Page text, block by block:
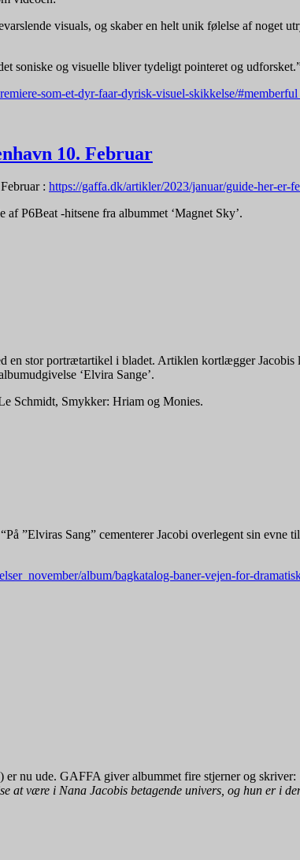
visuals, og skaber en helt unik følelse af noget
soniske og visuelle bliver tydeligt pointeret og
som-et-dyr-faar-dyrisk-visuel-skikkelse/
10. Februar
: https://gaffa.dk/artikler/2023/januar/guide-her-er-
P6Beat -hitsene fra albummet ‘Magnet Sky’.
en stor portrætartikel i bladet. Artiklen kortlægger
‘Elvira Sange’.
Schmidt, Smykker: Hriam og Monies.
”Elviras Sang” cementerer Jacobi overlegent sin
album/bagkatalog-baner-vejen-for-
er nu ude. GAFFA giver albummet fire stjerner og skriver:
at være i Nana Jacobis betagende univers, og hun er i